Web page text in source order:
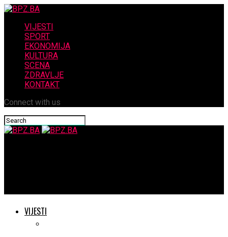
VIJESTI
SPORT
EKONOMIJA
KULTURA
SCENA
ZDRAVLJE
KONTAKT
Connect with us
VIJESTI